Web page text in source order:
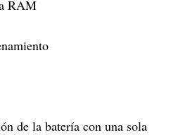
RAM
de la batería con una sola